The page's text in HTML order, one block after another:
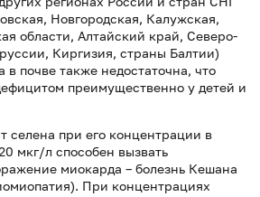
Новгородская, Калужская,
области, Алтайский край, Северо-
Киргизия, страны Балтии)
в почве также недостаточна, что
преимущественно у детей и
при его концентрации в
мкг/л способен вызвать
миокарда – болезнь Кешана
При концентрациях